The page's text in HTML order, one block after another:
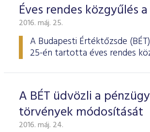
Éves rendes közgyűlés
2016. máj. 25.
A Budapesti Értéktőzsde
25-én tartotta éves rendes
A BÉT üdvözli a
törvények módosítását
2016. máj. 24.